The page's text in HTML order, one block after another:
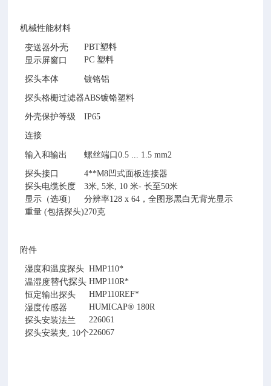
机械性能材料
变送器外壳
显示屏窗口
PBT塑料
PC 塑料
探头本体 镀铬铝
探头格栅过滤器ABS镀铬塑料
外壳保护等级 IP65
连接
输入和输出 螺丝端口0.5 ... 1.5 mm2
探头接口
探头电缆长度
显示（选项）
重量 (包括探头)
4**M8凹式面板连接器
3米, 5米, 10 米- 长至50米
分辨率128 x 64，全图形黑白无背光显示
270克
附件
湿度和温度探头
温湿度替代探头
恒定输出探头
湿度传感器
探头安装法兰
探头安装夹, 10个
HMP110*
HMP110R*
HMP110REF*
HUMICAP® 180R
226061
226067